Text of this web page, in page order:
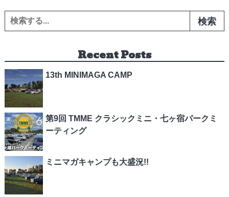
検索:
Recent Posts
13th MINIMAGA CAMP
第9回 TMME クラシックミニ・七ヶ宿パークミ
ーティング
ミニマガキャンプも大盛況!!